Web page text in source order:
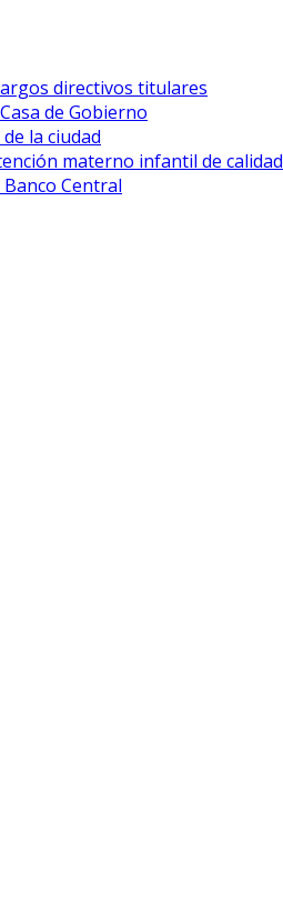
directivos titulares
de Gobierno
la ciudad
materno infantil de calidad
Central